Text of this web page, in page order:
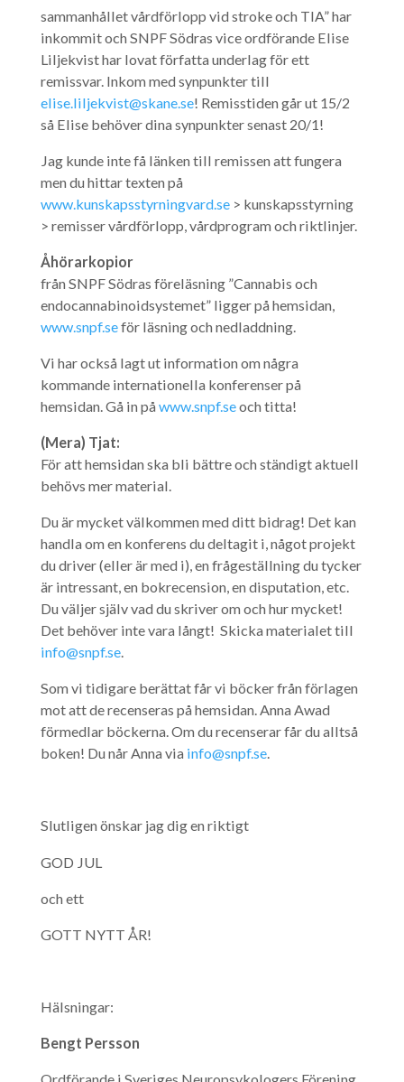
sammanhållet vårdförlopp vid stroke och TIA” har
inkommit och SNPF Södras vice ordförande Elise
Liljekvist har lovat författa underlag för ett
remissvar. Inkom med synpunkter till
elise.liljekvist@skane.se! Remisstiden går ut 15/2
så Elise behöver dina synpunkter senast 20/1!
Jag kunde inte få länken till remissen att fungera
men du hittar texten på
www.kunskapsstyrningvard.se> kunskapsstyrning
> remisser vårdförlopp, vårdprogram och riktlinjer.
Åhörarkopior
från SNPF Södras föreläsning ”Cannabis och
endocannabinoidsystemet” ligger på hemsidan,
www.snpf.seför läsning och nedladdning.
Vi har också lagt ut information om några
kommande internationella konferenser på
hemsidan. Gå in på www.snpf.seoch titta!
(Mera) Tjat:
För att hemsidan ska bli bättre och ständigt aktuell
behövs mer material.
Du är mycket välkommen med ditt bidrag! Det kan
handla om en konferens du deltagit i, något projekt
du driver (eller är med i), en frågeställning du tycker
är intressant, en bokrecension, en disputation, etc.
Du väljer själv vad du skriver om och hur mycket!
Det behöver inte vara långt! Skicka materialet till
info@snpf.se.
Som vi tidigare berättat får vi böcker från förlagen
mot att de recenseras på hemsidan. Anna Awad
förmedlar böckerna. Om du recenserar får du alltså
boken! Du når Anna via info@snpf.se.
Slutligen önskar jag dig en riktigt
GOD JUL
och ett
GOTT NYTT ÅR!
Hälsningar:
Bengt Persson